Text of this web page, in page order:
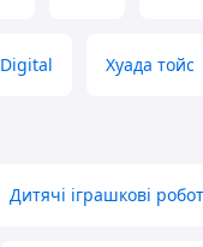
Digital Хуада тойс
Дитячі іграшкові